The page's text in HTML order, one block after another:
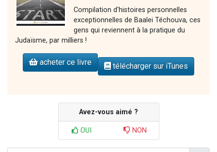
Compilation d'histoires personnelles
exceptionnelles de Baalei Téchouva, ces
gens qui reviennent à la pratique du
Judaïsme, par milliers !
acheter ce livre télécharger sur iTunes
Avez-vous aimé ?
OUI NON